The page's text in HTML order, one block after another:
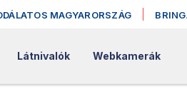
MAGYARORSZÁG
Látnivalók Webkamerák